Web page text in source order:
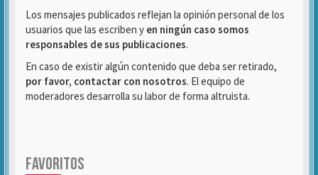
Los mensajes publicados reflejan la opinión personal de los
usuarios que las escriben y en ningún caso somos
responsables de sus publicaciones.
En caso de existir algún contenido que deba ser retirado,
por favor, contactar con nosotros. El equipo de
moderadores desarrolla su labor de forma altruista.
FAVORITOS